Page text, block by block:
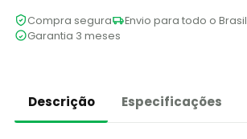
Compra segura
Envio para todo o Brasil
Garantia 3 meses
Descrição Especificações